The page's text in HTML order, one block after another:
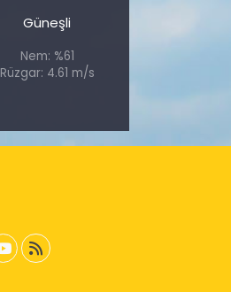
Güneşli
Nem: %61
Rüzgar: 4.61 m/s